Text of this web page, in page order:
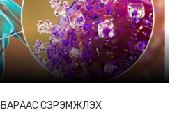
СЭРЭМЖЛЭХ